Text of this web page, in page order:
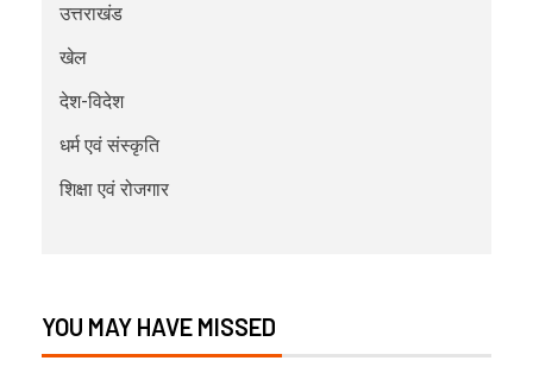
उत्तराखंड
खेल
देश-विदेश
धर्म एवं संस्कृति
शिक्षा एवं रोजगार
YOU MAY HAVE MISSED